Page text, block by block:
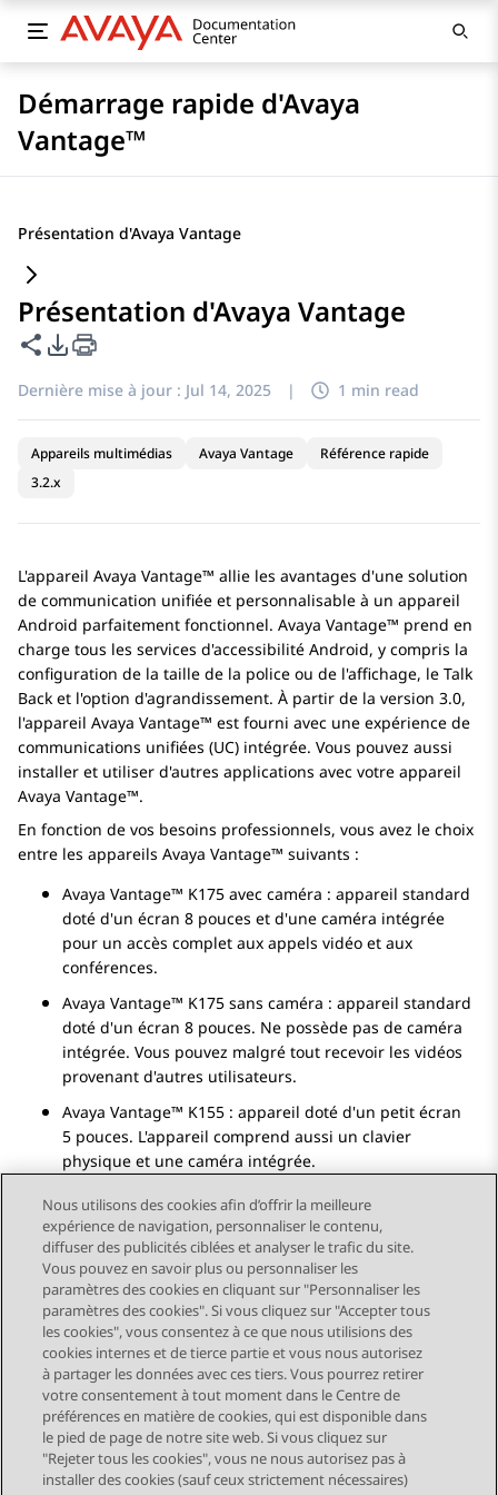
Démarrage rapide d'Avaya
Vantage™
Présentation d'Avaya Vantage
Présentation d'Avaya Vantage
Partager cette page
Options d'exportation PDF
Dernière mise à jour : Jul 14, 2025 | 1 min read
Appareils multimédias Avaya Vantage
Référence rapide
3.2.x
L'appareil Avaya Vantage™ allie les avantages d'une solution
de communication unifiée et personnalisable à un appareil
Android parfaitement fonctionnel. Avaya Vantage™ prend en
charge tous les services d'accessibilité Android, y compris la
configuration de la taille de la police ou de l'affichage, le Talk
Back et l'option d'agrandissement. À partir de la version 3.0,
l'appareil Avaya Vantage™ est fourni avec une expérience de
communications unifiées (UC) intégrée. Vous pouvez aussi
installer et utiliser d'autres applications avec votre appareil
Avaya Vantage™.
En fonction de vos besoins professionnels, vous avez le choix
entre les appareils Avaya Vantage™ suivants :
Avaya Vantage™ K175 avec caméra : appareil standard
doté d'un écran 8 pouces et d'une caméra intégrée
pour un accès complet aux appels vidéo et aux
conférences.
Avaya Vantage™ K175 sans caméra : appareil standard
doté d'un écran 8 pouces. Ne possède pas de caméra
intégrée. Vous pouvez malgré tout recevoir les vidéos
provenant d'autres utilisateurs.
Avaya Vantage™ K155 : appareil doté d'un petit écran
5 pouces. L'appareil comprend aussi un clavier
physique et une caméra intégrée.
Send Feedback
Navigation par sujet Sujet suivant
STAY CONNECTED
Nous utilisons des cookies afin d’offrir la meilleure
expérience de navigation, personnaliser le contenu,
diffuser des publicités ciblées et analyser le trafic du site.
Vous pouvez en savoir plus ou personnaliser les
paramètres des cookies en cliquant sur "Personnaliser les
paramètres des cookies". Si vous cliquez sur "Accepter tous
les cookies", vous consentez à ce que nous utilisions des
cookies internes et de tierce partie et vous nous autorisez
à partager les données avec ces tiers. Vous pourrez retirer
votre consentement à tout moment dans le Centre de
préférences en matière de cookies, qui est disponible dans
le pied de page de notre site web. Si vous cliquez sur
"Rejeter tous les cookies", vous ne nous autorisez pas à
installer des cookies (sauf ceux strictement nécessaires)